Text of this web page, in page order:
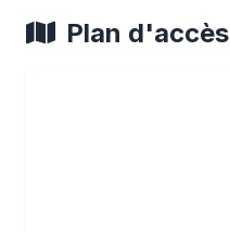
Plan d'accès